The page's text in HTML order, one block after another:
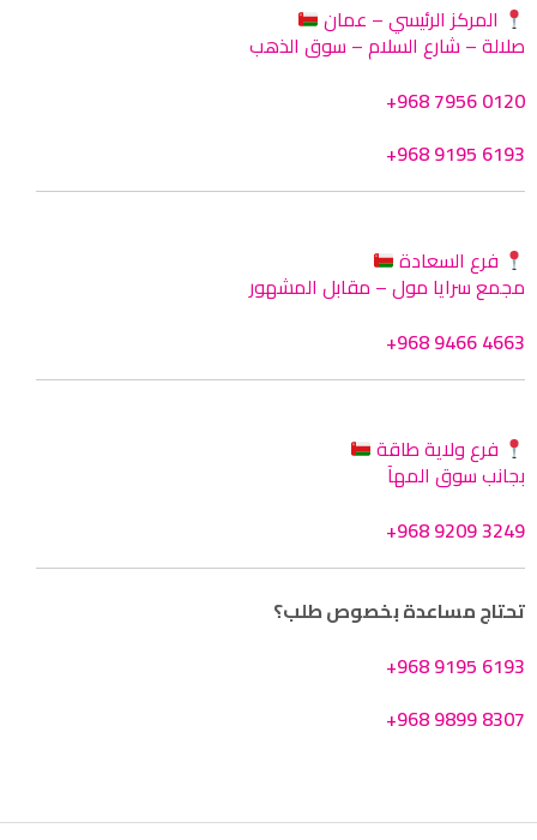
المركز الرئيسي – عمان
صلالة – شارع السلام – سوق الذهب
+968 7956 0120
+968 9195 6193
فرع السعادة
مجمع سرايا مول – مقابل المشهور
+968 9466 4663
فرع ولاية طاقة
بجانب سوق المهآ
+968 9209 3249
تحتاج مساعدة بخصوص طلب؟
+968 9195 6193
+968 9899 8307